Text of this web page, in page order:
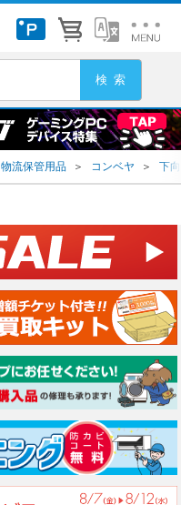
物流保管用品 ＞ コンベヤ ＞ 下